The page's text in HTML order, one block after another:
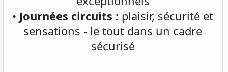
Journées circuits :plaisir, sécurité et
sensations - le tout dans un cadre
sécurisé